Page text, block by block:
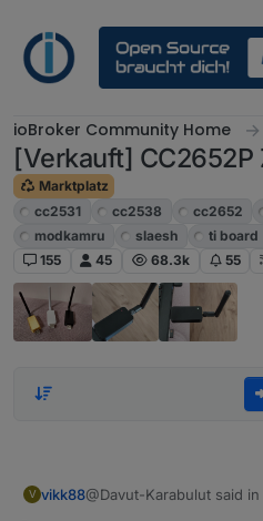
ioBroker Community Home
[Verkauft]
Marktplatz
cc2531
cc2538 cc2652
modkamru
slaesh ti board
155
45 68.3k 55
V vikk88@Davut-Karabulut said in